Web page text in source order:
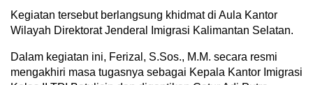
Kegiatan tersebut berlangsung khidmat di Aula Kantor
Wilayah Direktorat Jenderal Imigrasi Kalimantan Selatan.
Dalam kegiatan ini, Ferizal, S.Sos., M.M. secara resmi
mengakhiri masa tugasnya sebagai Kepala Kantor Imigrasi